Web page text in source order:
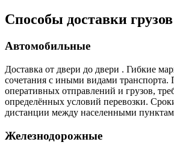
Способы доставки грузов
Автомобильные
Доставка от двери до двери . Гибкие
сочетания с иными видами транспорта.
оперативных отправлений и грузов,
определённых условий перевозки.
дистанции между населенными
Железнодорожные